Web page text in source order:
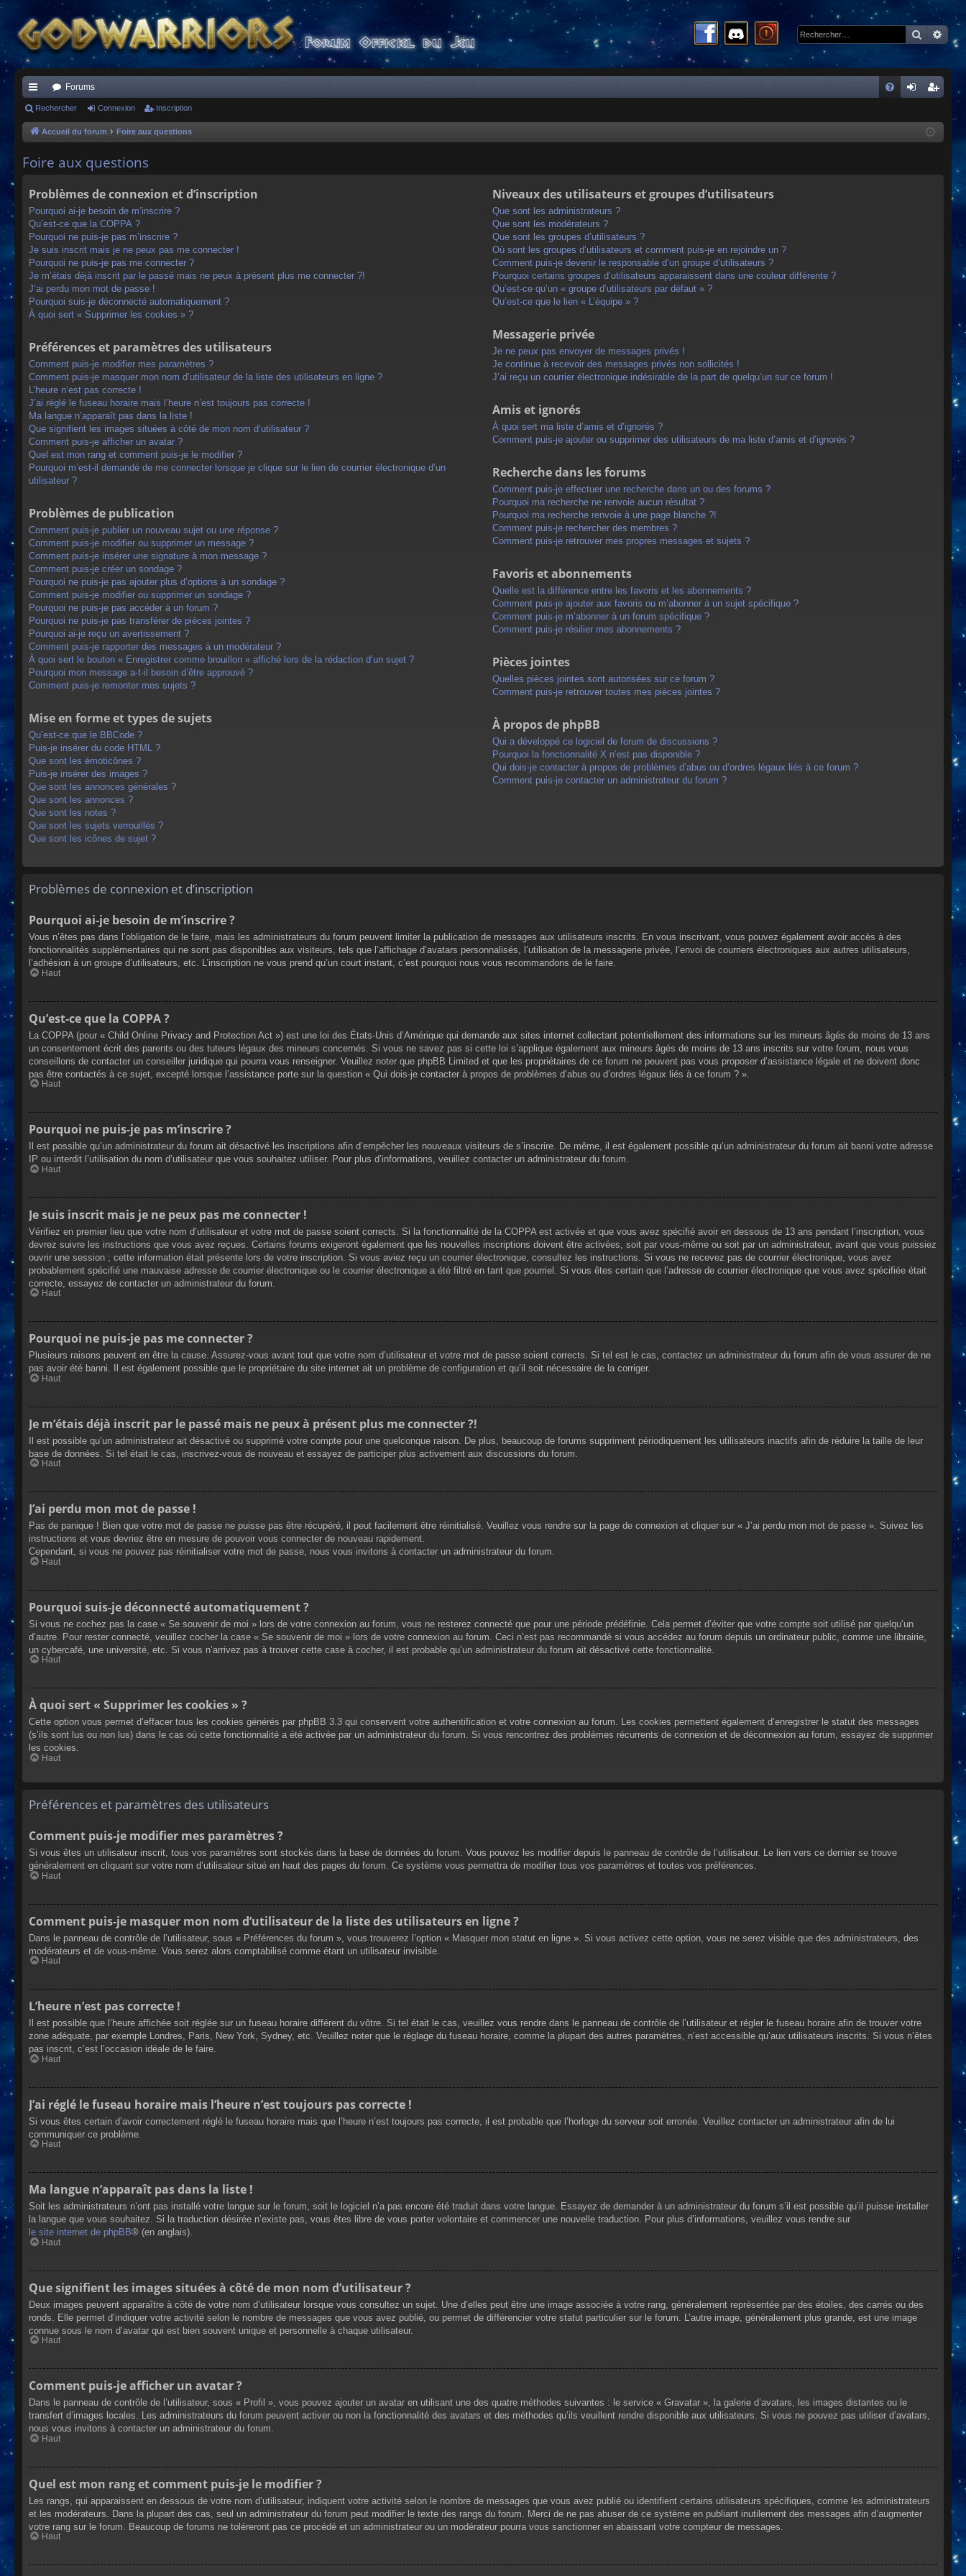
ac
co
s
Forums
cri
Rechercher Connexion Inscription
Accueil du forum Foire aux questions
Foire aux questions
Problèmes de connexion et d’inscription
Pourquoi ai-je besoin de m’inscrire ?
Qu’est-ce que la COPPA ?
Pourquoi ne puis-je pas m’inscrire ?
Je suis inscrit mais je ne peux pas me connecter !
Pourquoi ne puis-je pas me connecter ?
Je m’étais déjà inscrit par le passé mais ne peux à présent plus me connecter ?!
J’ai perdu mon mot de passe !
Pourquoi suis-je déconnecté automatiquement ?
À quoi sert « Supprimer les cookies » ?
Préférences et paramètres des utilisateurs
Comment puis-je modifier mes paramètres ?
Comment puis-je masquer mon nom d’utilisateur de la liste des utilisateurs en ligne ?
L’heure n’est pas correcte !
J’ai réglé le fuseau horaire mais l’heure n’est toujours pas correcte !
Ma langue n’apparaît pas dans la liste !
Que signifient les images situées à côté de mon nom d’utilisateur ?
Comment puis-je afficher un avatar ?
Quel est mon rang et comment puis-je le modifier ?
Pourquoi m’est-il demandé de me connecter lorsque je clique sur le lien de courrier électronique d’un
utilisateur ?
Problèmes de publication
Comment puis-je publier un nouveau sujet ou une réponse ?
Comment puis-je modifier ou supprimer un message ?
Comment puis-je insérer une signature à mon message ?
Comment puis-je créer un sondage ?
Pourquoi ne puis-je pas ajouter plus d’options à un sondage ?
Comment puis-je modifier ou supprimer un sondage ?
Pourquoi ne puis-je pas accéder à un forum ?
Pourquoi ne puis-je pas transférer de pièces jointes ?
Pourquoi ai-je reçu un avertissement ?
Comment puis-je rapporter des messages à un modérateur ?
À quoi sert le bouton « Enregistrer comme brouillon » affiché lors de la rédaction d’un sujet ?
Pourquoi mon message a-t-il besoin d’être approuvé ?
Comment puis-je remonter mes sujets ?
Mise en forme et types de sujets
Qu’est-ce que le BBCode ?
Puis-je insérer du code HTML ?
Que sont les émoticônes ?
Puis-je insérer des images ?
Que sont les annonces générales ?
Que sont les annonces ?
Que sont les notes ?
Que sont les sujets verrouillés ?
Que sont les icônes de sujet ?
Niveaux des utilisateurs et groupes d’utilisateurs
Que sont les administrateurs ?
Que sont les modérateurs ?
Que sont les groupes d’utilisateurs ?
Où sont les groupes d’utilisateurs et comment puis-je en rejoindre un ?
Comment puis-je devenir le responsable d’un groupe d’utilisateurs ?
Pourquoi certains groupes d’utilisateurs apparaissent dans une couleur différente ?
Qu’est-ce qu’un « groupe d’utilisateurs par défaut » ?
Qu’est-ce que le lien « L’équipe » ?
Messagerie privée
Je ne peux pas envoyer de messages privés !
Je continue à recevoir des messages privés non sollicités !
J’ai reçu un courrier électronique indésirable de la part de quelqu’un sur ce forum !
Amis et ignorés
À quoi sert ma liste d’amis et d’ignorés ?
Comment puis-je ajouter ou supprimer des utilisateurs de ma liste d’amis et d’ignorés ?
Recherche dans les forums
Comment puis-je effectuer une recherche dans un ou des forums ?
Pourquoi ma recherche ne renvoie aucun résultat ?
Pourquoi ma recherche renvoie à une page blanche ?!
Comment puis-je rechercher des membres ?
Comment puis-je retrouver mes propres messages et sujets ?
Favoris et abonnements
Quelle est la différence entre les favoris et les abonnements ?
Comment puis-je ajouter aux favoris ou m’abonner à un sujet spécifique ?
Comment puis-je m’abonner à un forum spécifique ?
Comment puis-je résilier mes abonnements ?
Pièces jointes
Quelles pièces jointes sont autorisées sur ce forum ?
Comment puis-je retrouver toutes mes pièces jointes ?
À propos de phpBB
Qui a développé ce logiciel de forum de discussions ?
Pourquoi la fonctionnalité X n’est pas disponible ?
Qui dois-je contacter à propos de problèmes d’abus ou d’ordres légaux liés à ce forum ?
Comment puis-je contacter un administrateur du forum ?
Problèmes de connexion et d’inscription
Pourquoi ai-je besoin de m’inscrire ?
Vous n’êtes pas dans l’obligation de le faire, mais les administrateurs du forum peuvent limiter la publication de messages aux utilisateurs inscrits. En vous inscrivant, vous pouvez également avoir accès à des
fonctionnalités supplémentaires qui ne sont pas disponibles aux visiteurs, tels que l’affichage d’avatars personnalisés, l’utilisation de la messagerie privée, l’envoi de courriers électroniques aux autres utilisateurs,
l’adhésion à un groupe d’utilisateurs, etc. L’inscription ne vous prend qu’un court instant, c’est pourquoi nous vous recommandons de le faire.
Haut
Qu’est-ce que la COPPA ?
La COPPA (pour « Child Online Privacy and Protection Act ») est une loi des États-Unis d’Amérique qui demande aux sites internet collectant potentiellement des informations sur les mineurs âgés de moins de 13 ans
un consentement écrit des parents ou des tuteurs légaux des mineurs concernés. Si vous ne savez pas si cette loi s’applique également aux mineurs âgés de moins de 13 ans inscrits sur votre forum, nous vous
conseillons de contacter un conseiller juridique qui pourra vous renseigner. Veuillez noter que phpBB Limited et que les propriétaires de ce forum ne peuvent pas vous proposer d’assistance légale et ne doivent donc
pas être contactés à ce sujet, excepté lorsque l’assistance porte sur la question « Qui dois-je contacter à propos de problèmes d’abus ou d’ordres légaux liés à ce forum ? ».
Haut
Pourquoi ne puis-je pas m’inscrire ?
Il est possible qu’un administrateur du forum ait désactivé les inscriptions afin d’empêcher les nouveaux visiteurs de s’inscrire. De même, il est également possible qu’un administrateur du forum ait banni votre adresse
IP ou interdit l’utilisation du nom d’utilisateur que vous souhaitez utiliser. Pour plus d’informations, veuillez contacter un administrateur du forum.
Haut
Je suis inscrit mais je ne peux pas me connecter !
Vérifiez en premier lieu que votre nom d’utilisateur et votre mot de passe soient corrects. Si la fonctionnalité de la COPPA est activée et que vous avez spécifié avoir en dessous de 13 ans pendant l’inscription, vous
devrez suivre les instructions que vous avez reçues. Certains forums exigeront également que les nouvelles inscriptions doivent être activées, soit par vous-même ou soit par un administrateur, avant que vous puissiez
ouvrir une session ; cette information était présente lors de votre inscription. Si vous aviez reçu un courrier électronique, consultez les instructions. Si vous ne recevez pas de courrier électronique, vous avez
probablement spécifié une mauvaise adresse de courrier électronique ou le courrier électronique a été filtré en tant que pourriel. Si vous êtes certain que l’adresse de courrier électronique que vous avez spécifiée était
correcte, essayez de contacter un administrateur du forum.
Haut
Pourquoi ne puis-je pas me connecter ?
Plusieurs raisons peuvent en être la cause. Assurez-vous avant tout que votre nom d’utilisateur et votre mot de passe soient corrects. Si tel est le cas, contactez un administrateur du forum afin de vous assurer de ne
pas avoir été banni. Il est également possible que le propriétaire du site internet ait un problème de configuration et qu’il soit nécessaire de la corriger.
Haut
Je m’étais déjà inscrit par le passé mais ne peux à présent plus me connecter ?!
Il est possible qu’un administrateur ait désactivé ou supprimé votre compte pour une quelconque raison. De plus, beaucoup de forums suppriment périodiquement les utilisateurs inactifs afin de réduire la taille de leur
base de données. Si tel était le cas, inscrivez-vous de nouveau et essayez de participer plus activement aux discussions du forum.
Haut
J’ai perdu mon mot de passe !
Pas de panique ! Bien que votre mot de passe ne puisse pas être récupéré, il peut facilement être réinitialisé. Veuillez vous rendre sur la page de connexion et cliquer sur « J’ai perdu mon mot de passe ». Suivez les
instructions et vous devriez être en mesure de pouvoir vous connecter de nouveau rapidement.
Cependant, si vous ne pouvez pas réinitialiser votre mot de passe, nous vous invitons à contacter un administrateur du forum.
Haut
Pourquoi suis-je déconnecté automatiquement ?
Si vous ne cochez pas la case « Se souvenir de moi » lors de votre connexion au forum, vous ne resterez connecté que pour une période prédéfinie. Cela permet d’éviter que votre compte soit utilisé par quelqu’un
d’autre. Pour rester connecté, veuillez cocher la case « Se souvenir de moi » lors de votre connexion au forum. Ceci n’est pas recommandé si vous accédez au forum depuis un ordinateur public, comme une librairie,
un cybercafé, une université, etc. Si vous n’arrivez pas à trouver cette case à cocher, il est probable qu’un administrateur du forum ait désactivé cette fonctionnalité.
Haut
À quoi sert « Supprimer les cookies » ?
Cette option vous permet d’effacer tous les cookies générés par phpBB 3.3 qui conservent votre authentification et votre connexion au forum. Les cookies permettent également d’enregistrer le statut des messages
(s’ils sont lus ou non lus) dans le cas où cette fonctionnalité a été activée par un administrateur du forum. Si vous rencontrez des problèmes récurrents de connexion et de déconnexion au forum, essayez de supprimer
les cookies.
Haut
Préférences et paramètres des utilisateurs
Comment puis-je modifier mes paramètres ?
Si vous êtes un utilisateur inscrit, tous vos paramètres sont stockés dans la base de données du forum. Vous pouvez les modifier depuis le panneau de contrôle de l’utilisateur. Le lien vers ce dernier se trouve
généralement en cliquant sur votre nom d’utilisateur situé en haut des pages du forum. Ce système vous permettra de modifier tous vos paramètres et toutes vos préférences.
Haut
Comment puis-je masquer mon nom d’utilisateur de la liste des utilisateurs en ligne ?
Dans le panneau de contrôle de l’utilisateur, sous « Préférences du forum », vous trouverez l’option « Masquer mon statut en ligne ». Si vous activez cette option, vous ne serez visible que des administrateurs, des
modérateurs et de vous-même. Vous serez alors comptabilisé comme étant un utilisateur invisible.
Haut
L’heure n’est pas correcte !
Il est possible que l’heure affichée soit réglée sur un fuseau horaire différent du vôtre. Si tel était le cas, veuillez vous rendre dans le panneau de contrôle de l’utilisateur et régler le fuseau horaire afin de trouver votre
zone adéquate, par exemple Londres, Paris, New York, Sydney, etc. Veuillez noter que le réglage du fuseau horaire, comme la plupart des autres paramètres, n’est accessible qu’aux utilisateurs inscrits. Si vous n’êtes
pas inscrit, c’est l’occasion idéale de le faire.
Haut
J’ai réglé le fuseau horaire mais l’heure n’est toujours pas correcte !
Si vous êtes certain d’avoir correctement réglé le fuseau horaire mais que l’heure n’est toujours pas correcte, il est probable que l’horloge du serveur soit erronée. Veuillez contacter un administrateur afin de lui
communiquer ce problème.
Haut
Ma langue n’apparaît pas dans la liste !
Soit les administrateurs n’ont pas installé votre langue sur le forum, soit le logiciel n’a pas encore été traduit dans votre langue. Essayez de demander à un administrateur du forum s’il est possible qu’il puisse installer
la langue que vous souhaitez. Si la traduction désirée n’existe pas, vous êtes libre de vous porter volontaire et commencer une nouvelle traduction. Pour plus d’informations, veuillez vous rendre sur
le site internet de phpBB® (en anglais).
Haut
Que signifient les images situées à côté de mon nom d’utilisateur ?
Deux images peuvent apparaître à côté de votre nom d’utilisateur lorsque vous consultez un sujet. Une d’elles peut être une image associée à votre rang, généralement représentée par des étoiles, des carrés ou des
ronds. Elle permet d’indiquer votre activité selon le nombre de messages que vous avez publié, ou permet de différencier votre statut particulier sur le forum. L’autre image, généralement plus grande, est une image
connue sous le nom d’avatar qui est bien souvent unique et personnelle à chaque utilisateur.
Haut
Comment puis-je afficher un avatar ?
Dans le panneau de contrôle de l’utilisateur, sous « Profil », vous pouvez ajouter un avatar en utilisant une des quatre méthodes suivantes : le service « Gravatar », la galerie d’avatars, les images distantes ou le
transfert d’images locales. Les administrateurs du forum peuvent activer ou non la fonctionnalité des avatars et des méthodes qu’ils veuillent rendre disponible aux utilisateurs. Si vous ne pouvez pas utiliser d’avatars,
nous vous invitons à contacter un administrateur du forum.
Haut
Quel est mon rang et comment puis-je le modifier ?
Les rangs, qui apparaissent en dessous de votre nom d’utilisateur, indiquent votre activité selon le nombre de messages que vous avez publié ou identifient certains utilisateurs spécifiques, comme les administrateurs
et les modérateurs. Dans la plupart des cas, seul un administrateur du forum peut modifier le texte des rangs du forum. Merci de ne pas abuser de ce système en publiant inutilement des messages afin d’augmenter
votre rang sur le forum. Beaucoup de forums ne toléreront pas ce procédé et un administrateur ou un modérateur pourra vous sanctionner en abaissant votre compteur de messages.
Haut